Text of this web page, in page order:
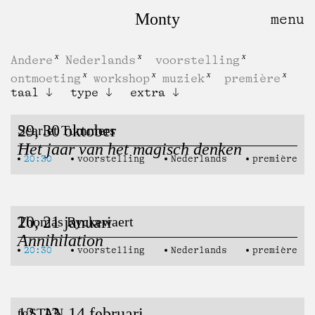
Monty
Andere Nederlands
voorstelling
ontmoeting
workshop muziek
première
taal
type extra
29, 30 oktober
Het jaar van het magisch denken
Scarlet Tummers
20:30 voorstelling Nederlands première
20, 21 januari
Annihilation
Thomas Ryckewaert
20:30 voorstelling Nederlands première